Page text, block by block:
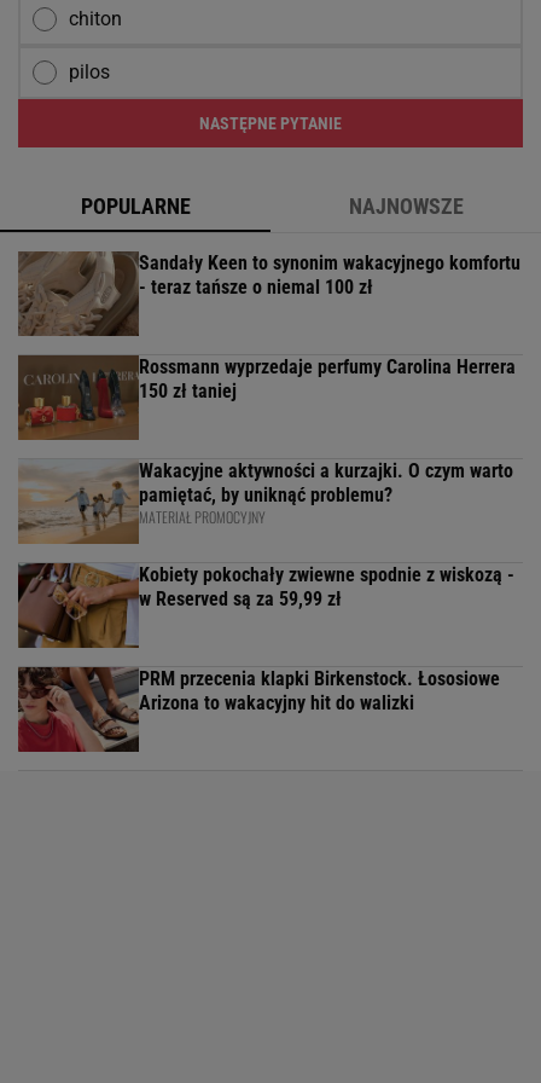
chiton
pilos
NASTĘPNE PYTANIE
POPULARNE NAJNOWSZE
Sandały Keen to synonim wakacyjnego komfortu
- teraz tańsze o niemal 100 zł
Rossmann wyprzedaje perfumy Carolina Herrera
150 zł taniej
Wakacyjne aktywności a kurzajki. O czym warto
pamiętać, by uniknąć problemu?
MATERIAŁ PROMOCYJNY
Kobiety pokochały zwiewne spodnie z wiskozą -
w Reserved są za 59,99 zł
PRM przecenia klapki Birkenstock. Łososiowe
Arizona to wakacyjny hit do walizki